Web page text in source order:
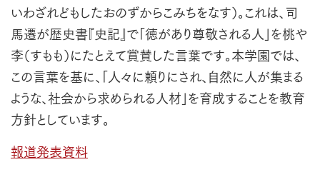
いわざれどもしたおのずからこみちをなす）。これは、司
馬遷が歴史書『史記』で「徳があり尊敬される人」を桃や
李（すもも）にたとえて賞賛した言葉です。本学園では、
この言葉を基に、「人々に頼りにされ、自然に人が集まる
ような、社会から求められる人材」を育成することを教育
方針としています。
報道発表資料